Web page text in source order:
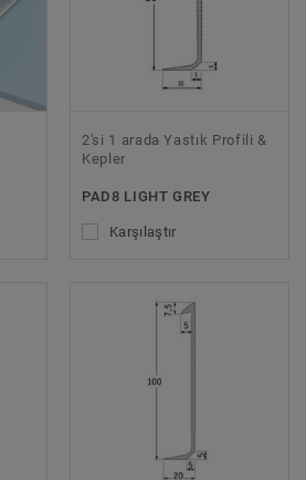
2'si 1 arada Yastık Profili &
Kepler
PAD8 LIGHT GREY
Karşılaştır